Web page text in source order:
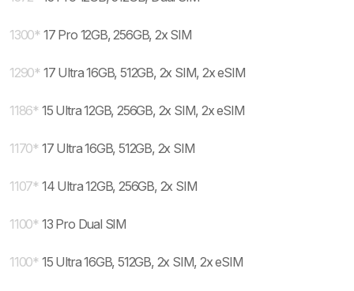
1300* 17 Pro 12GB, 256GB, 2x SIM
1290* 17 Ultra 16GB, 512GB, 2x SIM, 2x eSIM
1186* 15 Ultra 12GB, 256GB, 2x SIM, 2x eSIM
1170* 17 Ultra 16GB, 512GB, 2x SIM
1107* 14 Ultra 12GB, 256GB, 2x SIM
1100* 13 Pro Dual SIM
1100* 15 Ultra 16GB, 512GB, 2x SIM, 2x eSIM